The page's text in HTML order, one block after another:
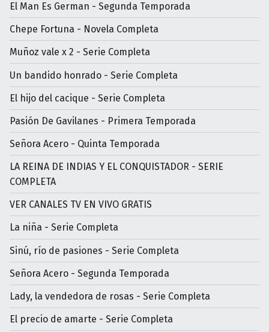
El Man Es German - Segunda Temporada
Chepe Fortuna - Novela Completa
Muñoz vale x 2 - Serie Completa
Un bandido honrado - Serie Completa
El hijo del cacique - Serie Completa
Pasión De Gavilanes - Primera Temporada
Señora Acero - Quinta Temporada
LA REINA DE INDIAS Y EL CONQUISTADOR - SERIE
COMPLETA
VER CANALES TV EN VIVO GRATIS
La niña - Serie Completa
Sinú, río de pasiones - Serie Completa
Señora Acero - Segunda Temporada
Lady, la vendedora de rosas - Serie Completa
El precio de amarte - Serie Completa